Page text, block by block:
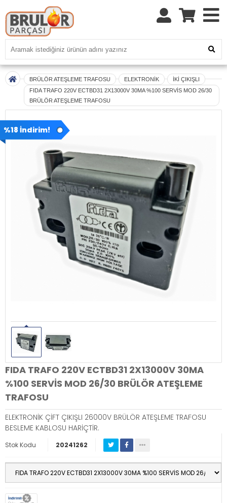
BRÜLÖR ATEŞLEME TRAFOSU ELEKTRONİK
İKİ ÇIKIŞLI
FIDA TRAFO 220V ECTBD31 2X13000V 30MA %100 SERVİS MOD 26/30
BRÜLÖR ATEŞLEME TRAFOSU
%18 İndirim!
FIDA TRAFO 220V ECTBD31 2X13000V 30MA
%100 SERVİS MOD 26/30 BRÜLÖR ATEŞLEME
TRAFOSU
ELEKTRONİK ÇİFT ÇIKIŞLI 26000V BRÜLÖR ATEŞLEME TRAFOSU
BESLEME KABLOSU HARİÇTİR.
Stok Kodu 20241262
İndirimli